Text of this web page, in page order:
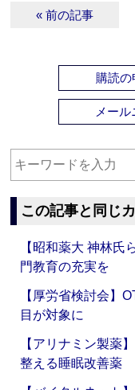
« 前の記事
購読の
メール
この記事と同じ
【昭和薬大 神林氏
門教育の充実を
【厚労省検討会】
目が対象に
【アリナミン製薬
整える睡眠改善薬